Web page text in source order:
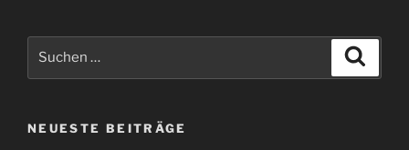
NEUESTE BEITRÄGE